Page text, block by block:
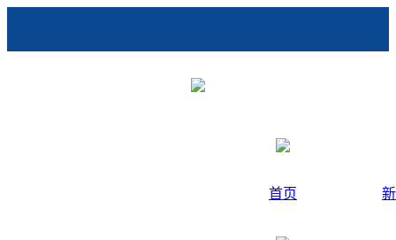
首页